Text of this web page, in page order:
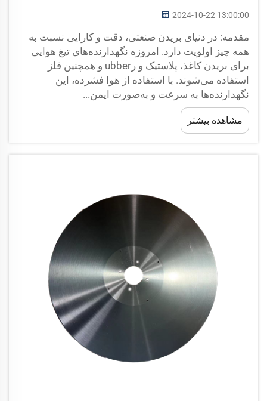
2024-10-22 13:00:00
مقدمه: در دنیای بریدن صنعتی، دقت و کارایی نسبت به
همه چیز اولویت دارد. امروزه نگهدارنده‌های تیغ هوایی
برای بریدن کاغذ، پلاستیک و رubber و همچنین فلز
استفاده می‌شوند. با استفاده از هوا فشرده، این
نگهدارنده‌ها به سرعت و به‌صورت ایمن...
مشاهده بیشتر